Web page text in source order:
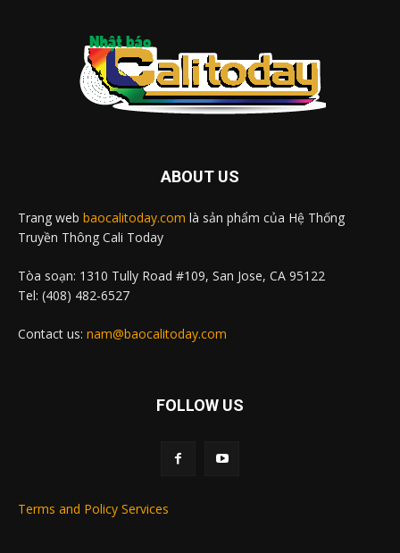
ABOUT US
Trang web baocalitoday.com là sản phẩm của Hệ Thống
Truyền Thông Cali Today
Tòa soạn: 1310 Tully Road #109, San Jose, CA 95122
Tel: (408) 482-6527
Contact us: nam@baocalitoday.com
FOLLOW US
Terms and Policy Services